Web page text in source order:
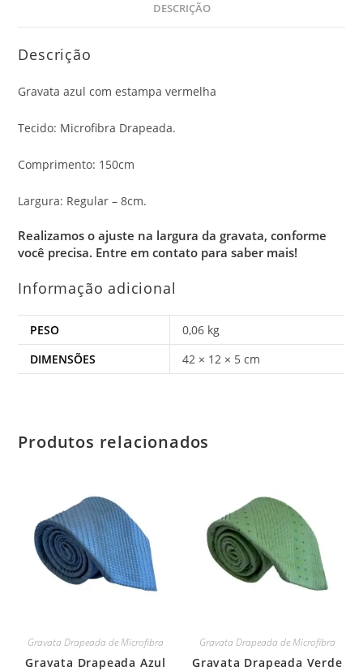
DESCRIÇÃO
Descrição
Gravata azul com estampa vermelha
Tecido: Microfibra Drapeada.
Comprimento: 150cm
Largura: Regular – 8cm.
Realizamos o ajuste na largura da gravata, conforme
você precisa. Entre em contato para saber mais!
Informação adicional
PESO
0,06 kg
DIMENSÕES
42 × 12 × 5 cm
Produtos relacionados
Gravata Drapeada de Microfibra
Gravata Drapeada Azul
Gravata Drapeada de Microfibra
Gravata Drapeada Verde